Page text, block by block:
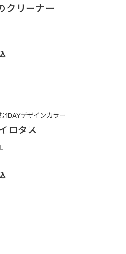
クリーナー
1DAYデザインカラー
ロタス